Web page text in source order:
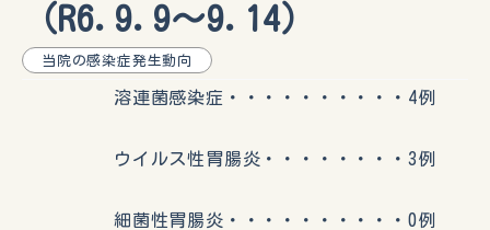
（R6.9.9〜9.14）
当院の感染症発生動向
溶連菌感染症・・・・・・・・・・4例
ウイルス性胃腸炎・・・・・・・・3例
細菌性胃腸炎・・・・・・・・・・0例